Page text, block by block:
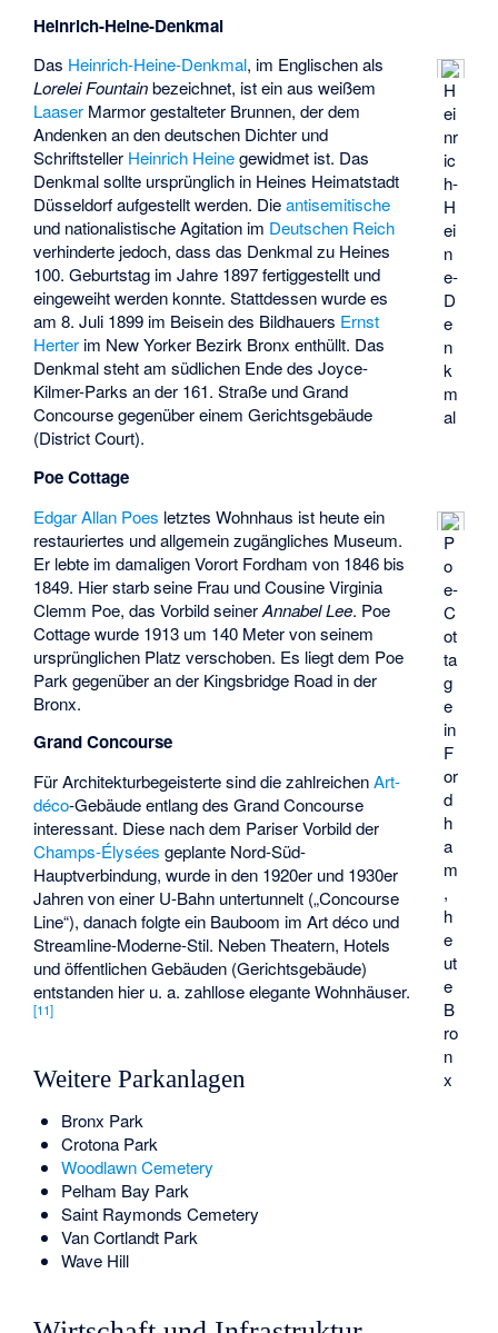
Heinrich-Heine-Denkmal
H
ei
nr
ic
h-
H
ei
n
e-
D
e
n
k
m
al
Das Heinrich-Heine-Denkmal, im Englischen als
Lorelei Fountainbezeichnet, ist ein aus weißem
Laaser Marmor gestalteter Brunnen, der dem
Andenken an den deutschen Dichter und
Schriftsteller Heinrich Heinegewidmet ist. Das
Denkmal sollte ursprünglich in Heines Heimatstadt
Düsseldorf aufgestellt werden. Dieantisemitische
und nationalistische Agitation im Deutschen Reich
verhinderte jedoch, dass das Denkmal zu Heines
100. Geburtstag im Jahre 1897 fertiggestellt und
eingeweiht werden konnte. Stattdessen wurde es
am 8. Juli 1899 im Beisein des Bildhauers Ernst
Herter im New Yorker Bezirk Bronx enthüllt. Das
Denkmal steht am südlichen Ende des Joyce-
Kilmer-Parks an der 161. Straße und Grand
Concourse gegenüber einem Gerichtsgebäude
(District Court).
Poe Cottage
P
o
e-
C
ot
ta
g
e
in
F
or
d
h
a
m
,
h
e
ut
e
B
ro
n
x
Edgar Allan Poes letztes Wohnhaus ist heute ein
restauriertes und allgemein zugängliches Museum.
Er lebte im damaligen Vorort Fordham von 1846 bis
1849. Hier starb seine Frau und CousineVirginia
Clemm Poe, das Vorbild seinerAnnabel Lee. Poe
Cottage wurde 1913 um 140 Meter von seinem
ursprünglichen Platz verschoben. Es liegt dem Poe
Park gegenüber an der Kingsbridge Road in der
Bronx.
Grand Concourse
Für Architekturbegeisterte sind die zahlreichenArt-
déco-Gebäude entlang desGrand Concourse
interessant. Diese nach dem Pariser Vorbild der
Champs-Élysées geplante Nord-Süd-
Hauptverbindung, wurde in den 1920er und 1930er
Jahren von einer U-Bahn untertunnelt („Concourse
Line“), danach folgte ein Bauboom im Art déco und
Streamline-Moderne-Stil. Neben Theatern, Hotels
und öffentlichen Gebäuden (Gerichtsgebäude)
entstanden hier u. a. zahllose elegante Wohnhäuser.
[11]
Weitere Parkanlagen
Bronx Park
Crotona Park
Woodlawn Cemetery
Pelham Bay Park
Saint Raymonds Cemetery
Van Cortlandt Park
Wave Hill